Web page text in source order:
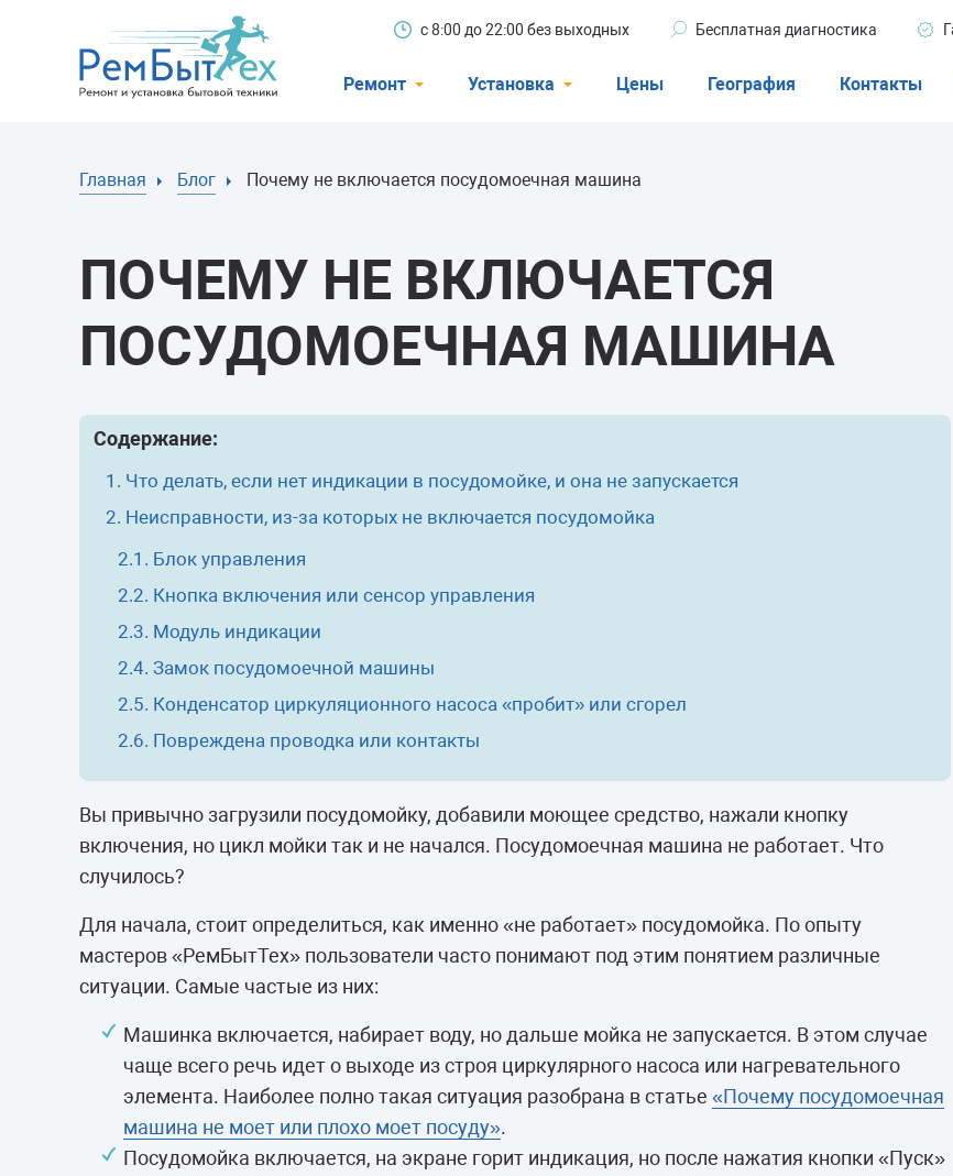
с 8:00 до 22:00 без выходных Бесплатная диагностика
Ремонт
Стиральные машины
Телевизоры
Варочные панели
Морозильные камеры
Установка
Посудомоечные машины
Цены География Контакты
Главная Блог Почему не включается посудомоечная машина
ПОЧЕМУ НЕ ВКЛЮЧАЕТСЯ
ПОСУДОМОЕЧНАЯ МАШИНА
Содержание:
Что делать, если нет индикации в посудомойке, и она не запускается
Неисправности, из-за которых не включается посудомойка
Блок управления
Кнопка включения или сенсор управления
Модуль индикации
Замок посудомоечной машины
Конденсатор циркуляционного насоса «пробит» или сгорел
Повреждена проводка или контакты
Вы привычно загрузили посудомойку, добавили моющее средство, нажали кнопку
включения, но цикл мойки так и не начался. Посудомоечная машина не работает. Что
случилось?
Для начала, стоит определиться, как именно «не работает» посудомойка. По опыту
мастеров «РемБытТех» пользователи часто понимают под этим понятием различные
ситуации. Самые частые из них:
Машинка включается, набирает воду, но дальше мойка не запускается. В этом случае
чаще всего речь идет о выходе из строя циркулярного насоса или нагревательного
элемента. Наиболее полно такая ситуация разобрана в статье «Почему посудомоечная
машина не моет или плохо моет посуду».
Посудомойка включается, на экране горит индикация, но после нажатия кнопки «Пуск»